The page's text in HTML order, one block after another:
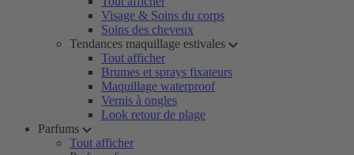
Visage & Soins du corps
Soins des cheveux
Tendances maquillage estivales
Tout afficher
Brumes et sprays fixateurs
Maquillage waterproof
Vernis à ongles
Look retour de plage
Parfums
Tout afficher